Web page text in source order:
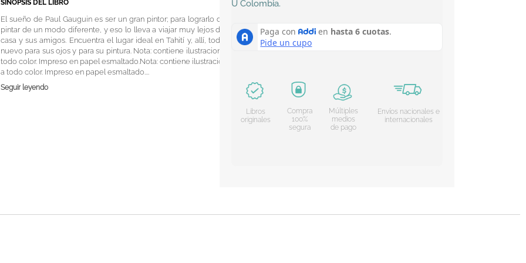
SINOPSIS DEL LIBRO
El sueño de Paul Gauguin es ser un gran pintor; para lograrlo debe
pintar de un modo diferente, y eso lo lleva a viajar muy lejos de su
casa y sus amigos. Encuentra el lugar ideal en Tahití y, allí, todo es
nuevo para sus ojos y para su pintura. Nota: contiene ilustraciones a
todo color. Impreso en papel esmaltado.Nota: contiene ilustraciones
a todo color. Impreso en papel esmaltado....
Seguir leyendo
U Colombia.
Libros
originales
Compra
100%
segura
Múltiples
medios
de pago
Envíos nacionales e
internacionales